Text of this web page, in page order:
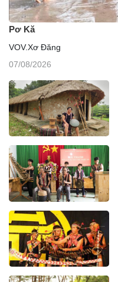
Pơ Kă
VOV.Xơ Đăng
07/08/2026